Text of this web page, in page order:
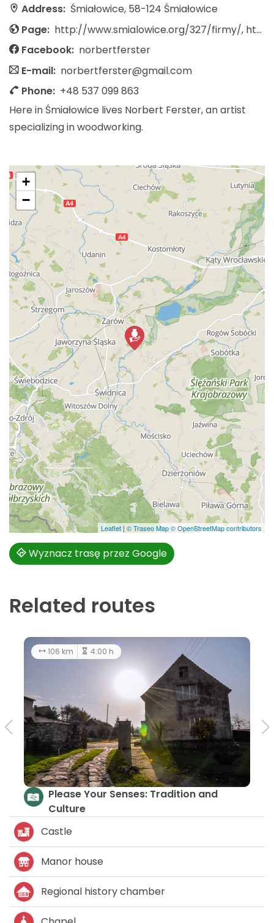
Address: Śmiałowice, 58-124 Śmiałowice
Page:
http://www.smialowice.org/327/firmy/, http://napisyzdrewna.jimdo.com/galeria/
Facebook: norbertferster
E-mail: norbertferster@gmail.com
Phone: +48 537 099 863
Here in Śmiałowice lives Norbert Ferster, an artist
specializing in woodworking.
+
−
Leaflet | © Traseo Map© OpenStreetMap contributors
Wyznacz trasę przez Google
Related routes
106 km 4:00 h
Please Your Senses: Tradition and
Culture
Castle
Manor house
Regional history chamber